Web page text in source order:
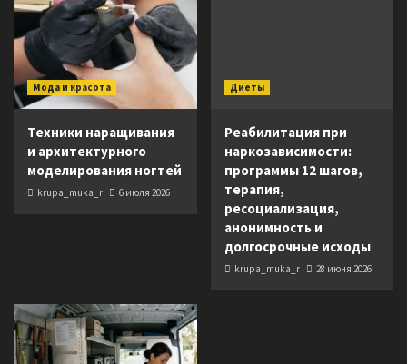
Мода и красота
Техники наращивания
и архитектурного
моделирования ногтей
krupa_muka_r 6 июля 2026
Диеты
Реабилитация при
наркозависимости:
программы 12 шагов,
терапия,
ресоциализация,
анонимность и
долгосрочные исходы
krupa_muka_r 28 июня 2026